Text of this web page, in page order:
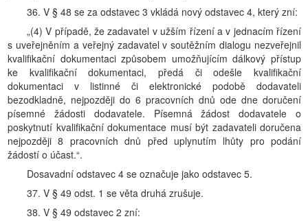
36. V § 48 se za odstavec 3 vkládá nový odstavec 4, který zní:
„(4) V případě, že zadavatel v užším řízení a v jednacím řízení
s uveřejněním a veřejný zadavatel v soutěžním dialogu nezveřejnil
kvalifikační dokumentaci způsobem umožňujícím dálkový přístup
ke kvalifikační dokumentaci, předá či odešle kvalifikační
dokumentaci v listinné či elektronické podobě dodavateli
bezodkladně, nejpozději do 6 pracovních dnů ode dne doručení
písemné žádosti dodavatele. Písemná žádost dodavatele o
poskytnutí kvalifikační dokumentace musí být zadavateli doručena
nejpozději 8 pracovních dnů před uplynutím lhůty pro podání
žádostí o účast.“.
Dosavadní odstavec 4 se označuje jako odstavec 5.
37. V § 49 odst. 1 se věta druhá zrušuje.
38. V § 49 odstavec 2 zní: